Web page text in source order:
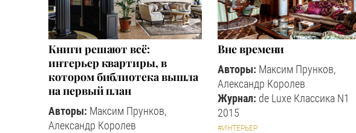
Книги решают всё:
интерьер квартиры, в
котором библиотека вышла
на первый план
Авторы: Максим Прунков,
Александр Королев
Вне времени
Авторы: Максим Прунков,
Александр Королев
Журнал: de Luxe Классика N1
2015
#ИНТЕРЬЕР